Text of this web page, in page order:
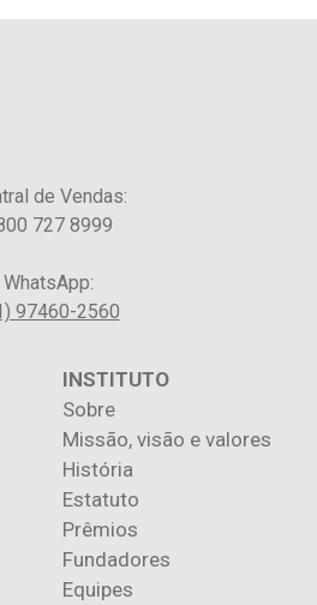
de Vendas:
727 8999
WhatsApp:
97460-2560
INSTITUTO
Sobre
Missão, visão e valores
História
Estatuto
Prêmios
Fundadores
Equipes